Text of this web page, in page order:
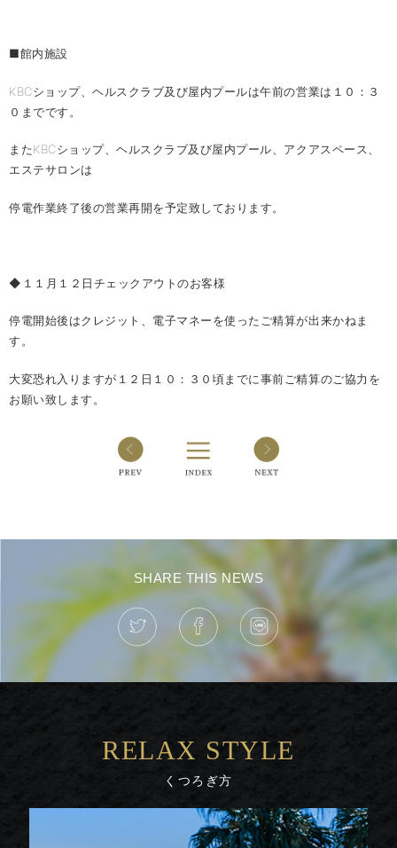
■館内施設
KBCショップ、ヘルスクラブ及び屋内プールは午前の営業は１０：３
０までです。
またKBCショップ、ヘルスクラブ及び屋内プール、アクアスペース、
エステサロンは
停電作業終了後の営業再開を予定致しております。
◆１１月１２日チェックアウトのお客様
停電開始後はクレジット、電子マネーを使ったご精算が出来かねま
す。
大変恐れ入りますが１２日１０：３０頃までに事前ご精算のご協力を
お願い致します。
SHARE THIS NEWS
RELAX STYLE
くつろぎ方